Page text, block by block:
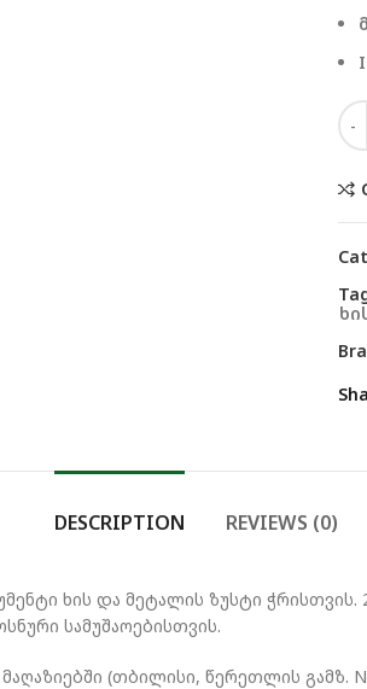
DESCRIPTION REVIEWS (0)
ხის და მეტალის ზუსტი
სამუშაოებისთვის.
(თბილისი, წერეთლის გამზ.